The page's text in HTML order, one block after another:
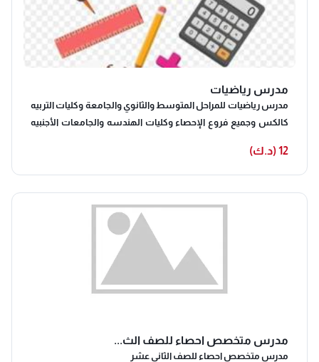
مدرس رياضيات
مدرس رياضيات للمراحل المتوسط والثانوي والجامعة وكليات التربيه
كالكس وجميع فروع الإحصاء وكليات الهندسه والجامعات الأجنبيه
12 (د.ك)
مدرس متخصص احصاء للصف الث...
مدرس متخصص احصاء للصف الثاني عشر